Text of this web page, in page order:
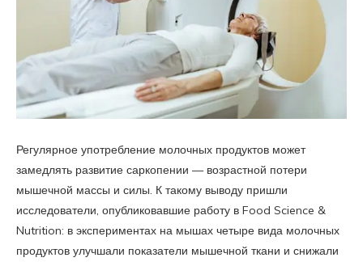
Регулярное употребление молочных продуктов может
замедлять развитие саркопении — возрастной потери
мышечной массы и силы. К такому выводу пришли
исследователи, опубликовавшие работу в Food Science &
Nutrition: в экспериментах на мышах четыре вида молочных
продуктов улучшали показатели мышечной ткани и снижали